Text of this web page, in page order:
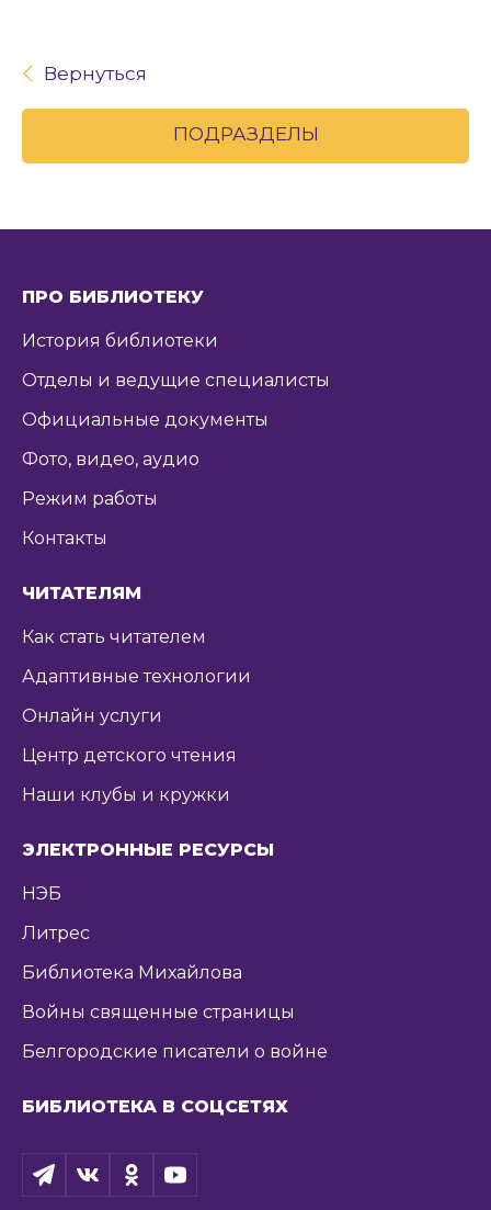
Вернуться
ПОДРАЗДЕЛЫ
ПРО БИБЛИОТЕКУ
История библиотеки
Отделы и ведущие специалисты
Официальные документы
Фото, видео, аудио
Режим работы
Контакты
ЧИТАТЕЛЯМ
Как стать читателем
Адаптивные технологии
Онлайн услуги
Центр детского чтения
Наши клубы и кружки
ЭЛЕКТРОННЫЕ РЕСУРСЫ
НЭБ
Литрес
Библиотека Михайлова
Войны священные страницы
Белгородские писатели о войне
БИБЛИОТЕКА В СОЦСЕТЯХ